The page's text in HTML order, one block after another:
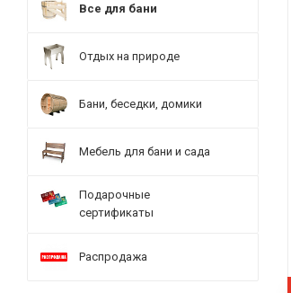
Все для бани
Отдых на природе
Бани, беседки, домики
Мебель для бани и сада
Подарочные
сертификаты
Распродажа